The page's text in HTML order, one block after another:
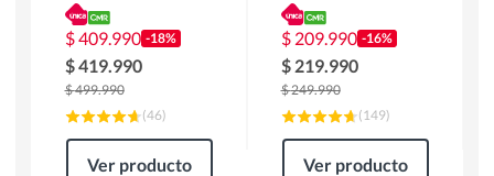
180 x 90 x 76 cm
Café
$409.990 -18%
$419.990
$499.990
(46)
Ver producto
Atlanta 91x101x94
cm Negro
$ 209.990 -16%
$ 219.990
$249.990
(149)
Ver producto